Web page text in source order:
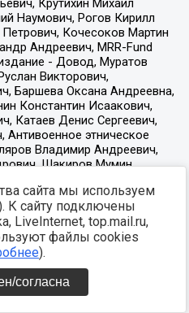
сайта мы используем
К сайту подключены
LiveInternet, top.mail.ru,
файлы cookies
).
согласна